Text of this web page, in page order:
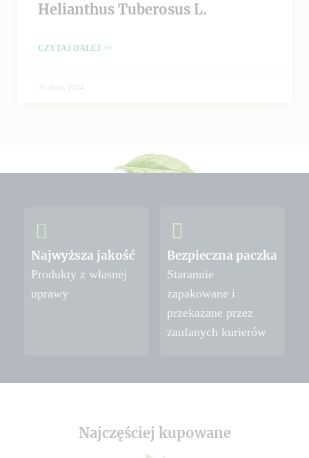
Helianthus Tuberosus L.
CZYTAJ DALEJ >>
30 maja, 2024
Najwyższa jakość
Produkty z własnej
uprawy
Bezpieczna paczka
Starannie
zapakowane i
przekazane przez
zaufanych kurierów
Najczęściej kupowane